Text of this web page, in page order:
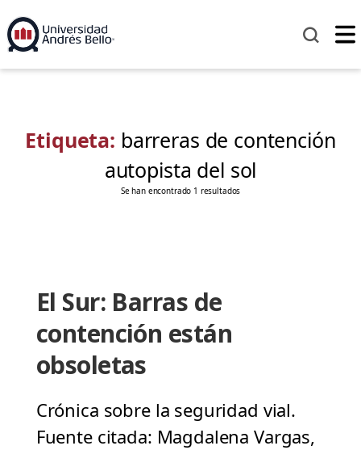
Etiqueta: barreras de contención
autopista del sol
Se han encontrado 1 resultados
El Sur: Barras de
contención están
obsoletas
Crónica sobre la seguridad vial.
Fuente citada: Magdalena Vargas,